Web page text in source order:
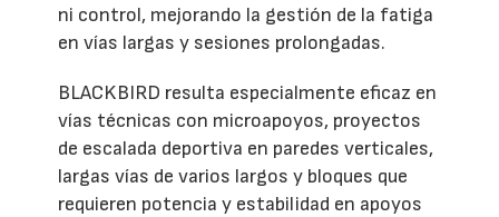
ni control, mejorando la gestión de la fatiga
en vías largas y sesiones prolongadas.
BLACKBIRD resulta especialmente eficaz en
vías técnicas con microapoyos, proyectos
de escalada deportiva en paredes verticales,
largas vías de varios largos y bloques que
requieren potencia y estabilidad en apoyos